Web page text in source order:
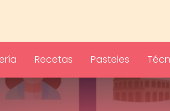
Recetas Pasteles